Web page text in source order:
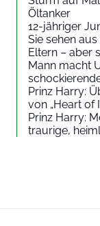
Öltanker
12-jähriger
Sie sehen
Eltern – aber
Mann macht
Prinz Harry:
von „Heart of
Prinz Harry:
traurige,